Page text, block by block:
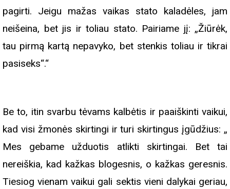
pagirti. Jeigu mažas vaikas stato kaladėles, jam
neišeina, bet jis ir toliau stato. Pairiame jį: „Žiūrėk,
tau pirmą kartą nepavyko, bet stenkis toliau ir tikrai
pasiseks“.“
Be to, itin svarbu tėvams kalbėtis ir paaiškinti vaikui,
kad visi žmonės skirtingi ir turi skirtingus įgūdžius: „
Mes gebame užduotis atlikti skirtingai. Bet tai
nereiškia, kad kažkas blogesnis, o kažkas geresnis.
Tiesiog vienam vaikui gali sektis vieni dalykai geriau,